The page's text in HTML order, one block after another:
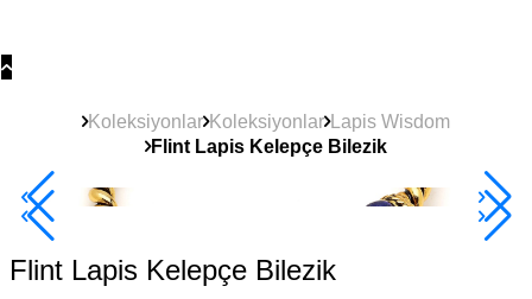
Koleksiyonlar Koleksiyonlar Lapis Wisdom
Flint Lapis Kelepçe Bilezik
Çok Satan
Flint Lapis Kelepçe Bilezik